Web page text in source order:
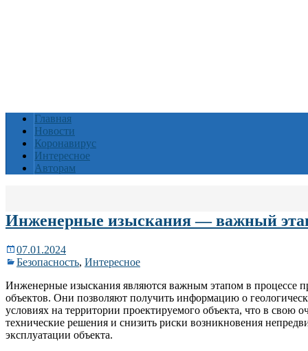
Главная
Новости
Коронавирус
Интересное
Авторам
Инженерные изыскания — важный
07.01.2024
Безопасность, Интересное
Инженерные изыскания являются важным этапом в процессе
объектов. Они позволяют получить информацию о
условиях на территории проектируемого объекта, что в свою
технические решения и снизить риски возникновения
эксплуатации объекта.